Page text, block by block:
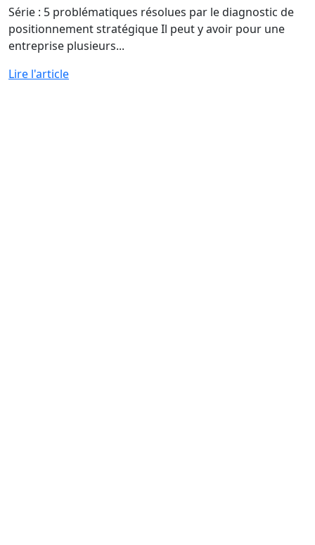
Série : 5 problématiques résolues par le diagnostic de
positionnement stratégique Il peut y avoir pour une
entreprise plusieurs...
Lire l'article